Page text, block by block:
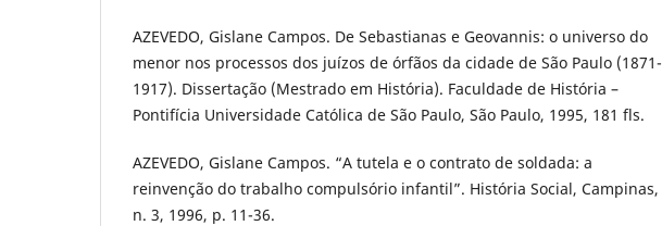
AZEVEDO, Gislane Campos. De Sebastianas e Geovannis: o universo do
menor nos processos dos juízos de órfãos da cidade de São Paulo (1871-
1917). Dissertação (Mestrado em História). Faculdade de História –
Pontifícia Universidade Católica de São Paulo, São Paulo, 1995, 181 fls.
AZEVEDO, Gislane Campos. “A tutela e o contrato de soldada: a
reinvenção do trabalho compulsório infantil”. História Social, Campinas,
n. 3, 1996, p. 11-36.